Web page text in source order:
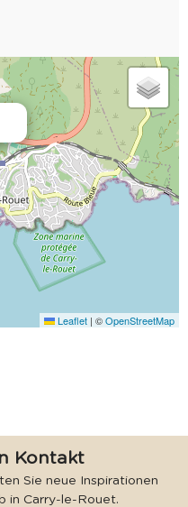
Leaflet | ©OpenStreetMap
Kontakt
Sie neue Inspirationen
in Carry-le-Rouet.